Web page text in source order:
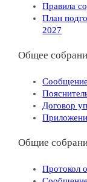
Правила
План
2027
Общее
Договор
Общие
Протокол